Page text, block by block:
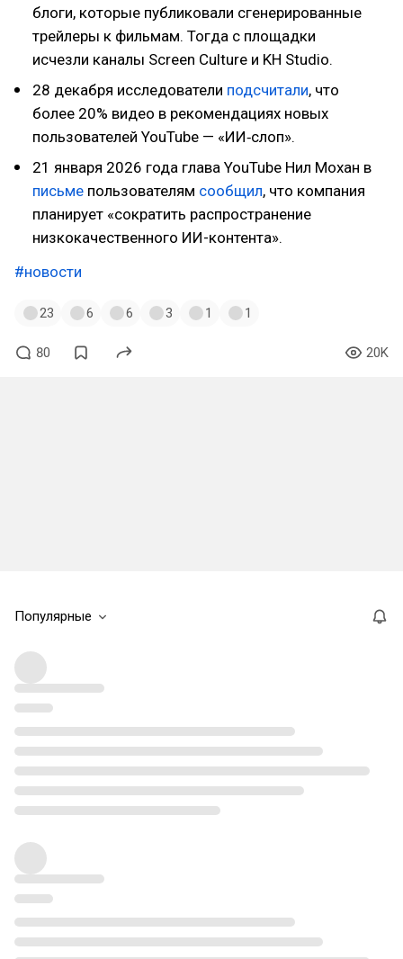
блоги, которые публиковали сгенерированные
трейлеры к фильмам. Тогда с площадки
исчезли каналы Screen Culture и KH Studio.
28 декабря исследователи подсчитали, что
более 20% видео в рекомендациях новых
пользователей YouTube — «ИИ‑слоп».
21 января 2026 года глава YouTube Нил Мохан в
письме пользователям сообщил, что компания
планирует «сократить распространение
низкокачественного ИИ-контента».
#новости
23 6 6 3 1 1
80 20K
Популярные